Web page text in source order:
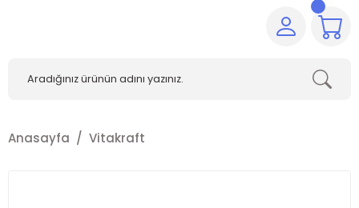
Anasayfa Vitakraft